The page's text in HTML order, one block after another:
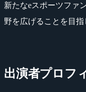
新たなeスポーツファ
野を広げることを目指
出演者プロフ